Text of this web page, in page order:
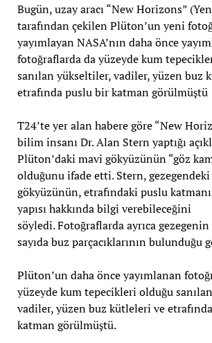
Bugün, uzay aracı “New Horizons”
tarafından çekilen Plüton’un yeni
yayımlayan NASA’nın daha önce
fotoğraflarda da yüzeyde kum
sanılan yükseltiler, vadiler, yüzen buz
etrafında puslu bir katman görülmüştü
T24’te yer alan habere göre “New
bilim insanı Dr. Alan Stern yaptığı
Plüton’daki mavi gökyüzünün “göz
olduğunu ifade etti. Stern,
gökyüzünün, etrafındaki puslu
yapısı hakkında bilgi verebileceğini
söyledi. Fotoğraflarda ayrıca
sayıda buz parçacıklarının bulunduğu
Plüton’un daha önce yayımlanan
yüzeyde kum tepecikleri olduğu
vadiler, yüzen buz kütleleri ve
katman görülmüştü.